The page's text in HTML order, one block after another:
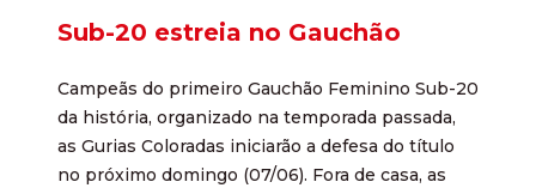
Sub-20 estreia no Gauchão
Campeãs do primeiro Gauchão Feminino Sub-20
da história, organizado na temporada passada,
as Gurias Coloradas iniciarão a defesa do título
no próximo domingo (07/06). Fora de casa, as